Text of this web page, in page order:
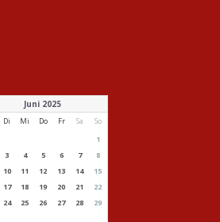
Juni 2025
Di Mi Do Fr Sa
So
1
3 4 5 6 7
8
10 11 12 13 14
15
17 18 19 20 21
22
24 25 26 27 28
29